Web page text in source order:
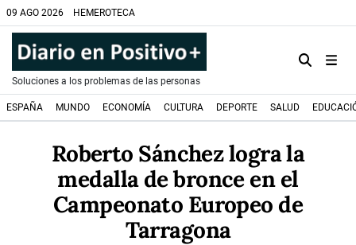
09 AGO 2026 HEMEROTECA
Soluciones a los problemas de las personas
ESPAÑA MUNDO ECONOMÍA CULTURA DEPORTE SALUD
Roberto Sánchez logra la
medalla de bronce en el
Campeonato Europeo de
Tarragona